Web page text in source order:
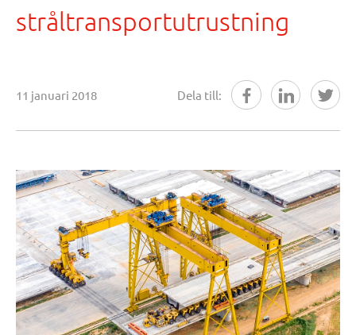
stråltransportutrustning
11 januari 2018 Dela till: